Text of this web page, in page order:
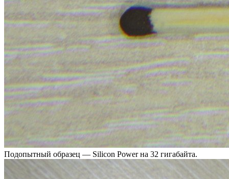
Подопытный образец — Silicon Power на 32 гигабайта.